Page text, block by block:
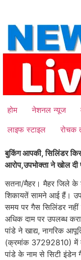
content
होम नेशनल न्यूज
लाइफ स्टाइल
रोचक
बुकिंग आपकी, सिलिंडर
आरोप,उपभोक्ता ने खोल दी
सतना/मैहर। मैहर जिले के
शिकायतें सामने आई हैं।
समय पर गैस सिलिंडर नहीं
अधिक दाम पर उपलब्ध
पांडे ने खाद्य, नागरिक
(क्रमांक 37292810) में
पांडे के नाम से सिटी इंडेन